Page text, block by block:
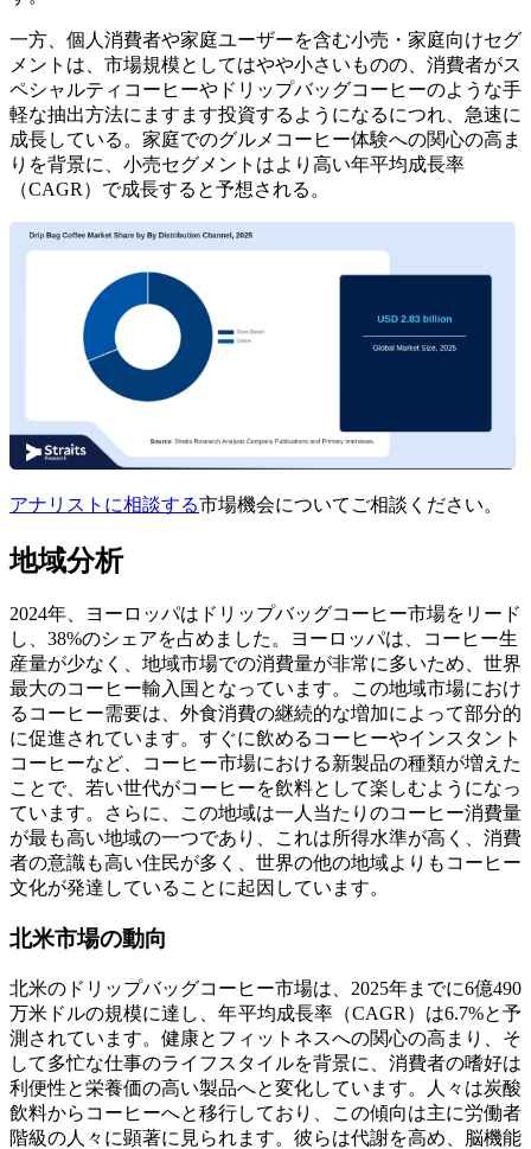
一方、個人消費者や家庭ユーザーを含む小売・家庭向けセグ
メントは、市場規模としてはやや小さいものの、消費者がス
ペシャルティコーヒーやドリップバッグコーヒーのような手
軽な抽出方法にますます投資するようになるにつれ、急速に
成長している。家庭でのグルメコーヒー体験への関心の高ま
りを背景に、小売セグメントはより高い年平均成長率
（CAGR）で成長すると予想される。
アナリストに相談する市場機会についてご相談ください。
地域分析
2024年、ヨーロッパはドリップバッグコーヒー市場をリード
し、38%のシェアを占めました。ヨーロッパは、コーヒー生
産量が少なく、地域市場での消費量が非常に多いため、世界
最大のコーヒー輸入国となっています。この地域市場におけ
るコーヒー需要は、外食消費の継続的な増加によって部分的
に促進されています。すぐに飲めるコーヒーやインスタント
コーヒーなど、コーヒー市場における新製品の種類が増えた
ことで、若い世代がコーヒーを飲料として楽しむようになっ
ています。さらに、この地域は一人当たりのコーヒー消費量
が最も高い地域の一つであり、これは所得水準が高く、消費
者の意識も高い住民が多く、世界の他の地域よりもコーヒー
文化が発達していることに起因しています。
北米市場の動向
北米のドリップバッグコーヒー市場は、2025年までに6億490
万米ドルの規模に達し、年平均成長率（CAGR）は6.7%と予
測されています。健康とフィットネスへの関心の高まり、そ
して多忙な仕事のライフスタイルを背景に、消費者の嗜好は
利便性と栄養価の高い製品へと変化しています。人々は炭酸
飲料からコーヒーへと移行しており、この傾向は主に労働者
階級の人々に顕著に見られます。彼らは代謝を高め、脳機能